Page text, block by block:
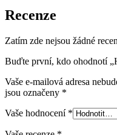
Recenze
Zatím zde nejsou žádné
Buďte první, kdo ohodnotí
Vaše e-mailová adresa
jsou označeny *
Vaše hodnocení *